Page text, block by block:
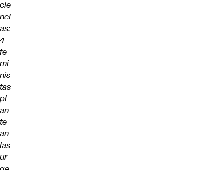
cie
nci
as:
4
fe
mi
nis
tas
pl
an
te
an
las
ur